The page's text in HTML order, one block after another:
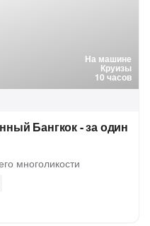
На машине
Круизы
10 часов
Бангкок - за один
многоликости